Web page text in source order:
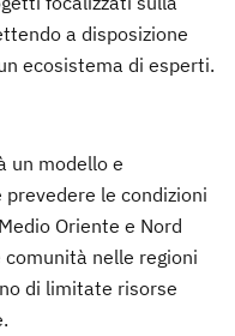
a disposizione
ecosistema di esperti.
un modello e
prevedere le condizioni
Oriente e Nord
nelle regioni
di limitate risorse